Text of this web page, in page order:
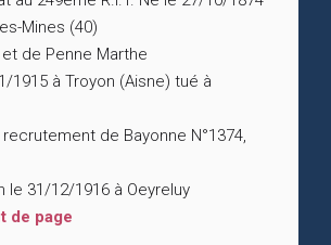
Mines (40)
de Penne Marthe
1915 à Troyon (Aisne) tué à
de Bayonne N°1374,
le 31/12/1916 à Oeyreluy
de page